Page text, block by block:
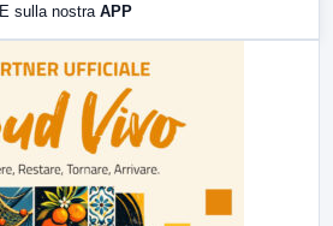
E sulla nostra APP